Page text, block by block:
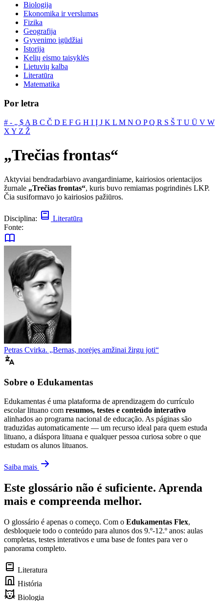
Biologija
Ekonomika ir verslumas
Fizika
Geografija
Gyvenimo įgūdžiai
Istorija
Kelių eismo taisyklės
Lietuvių kalba
Literatūra
Matematika
Por letra
# ‐ „ $ A B C Č D E F G H I Į J K L M N O PQ R S Š T U Ū V W
X Y Z Ž
„Trečias frontas“
Aktyviai bendradarbiavo avangardiniame, kairiosios orientacijos
žurnale „Trečias frontas“, kuris buvo remiamas pogrindinės LKP.
Čia susiformavo jo kairiosios pažiūros.
Disciplina:
Literatūra
Fonte:
Petras Cvirka. „Bernas, norėjęs amžinai žirgu joti“
Sobre o Edukamentas
Edukamentas é uma plataforma de aprendizagem do currículo
escolar lituano com resumos, testes e conteúdo interativo
alinhados ao programa nacional de educação. As páginas são
traduzidas automaticamente — um recurso ideal para quem estuda
lituano, a diáspora lituana e qualquer pessoa curiosa sobre o que
estudam os alunos lituanos.
Saiba mais
Este glossário não é suficiente. Aprenda
mais e compreenda melhor.
O glossário é apenas o começo. Com o Edukamentas Flex,
desbloqueie todo o conteúdo para alunos dos 9.º-12.º anos: aulas
completas, testes interativos e uma base de fontes para ver o
panorama completo.
Literatura
História
Biologia